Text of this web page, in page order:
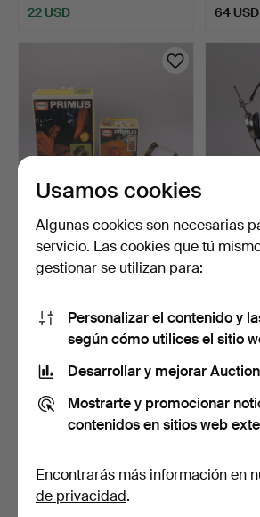
22 USD 64 USD
PRIMUS, calentador 2328 y
farol de camping…
8 días
53 USD 43 USD
Usamos cookies
Algunas cookies son necesarias
servicio. Las cookies que tú
gestionar se utilizan para:
Personalizar el contenido y
según cómo utilices el sitio
Desarrollar y mejorar
Mostrarte y promocionar
contenidos en sitios web
Encontrarás más información en
de privacidad.